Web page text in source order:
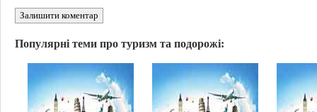
Залишити коментар
Популярні теми про туризм та подорожі: